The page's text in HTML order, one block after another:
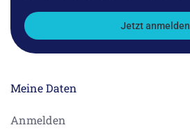
Jetzt anmelden
Meine Daten
Anmelden